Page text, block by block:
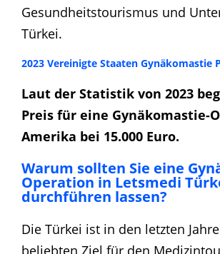
Gesundheitstourismus und
Türkei.
2023 Vereinigte Staaten Gynäkomastie
Laut der Statistik von 2023
Preis für eine Gynäkomastie-
Amerika bei 15.000 Euro.
Warum sollten Sie eine
Operation in Letsmedi
durchführen lassen?
Die Türkei ist in den letzten
beliebten Ziel für den